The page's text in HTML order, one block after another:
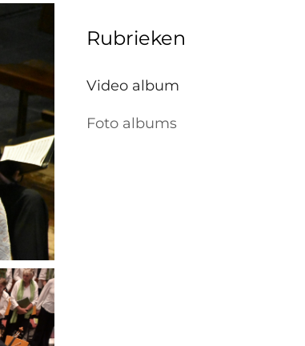
Rubrieken
Video album
Foto albums